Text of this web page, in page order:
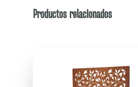
Productos relacionados